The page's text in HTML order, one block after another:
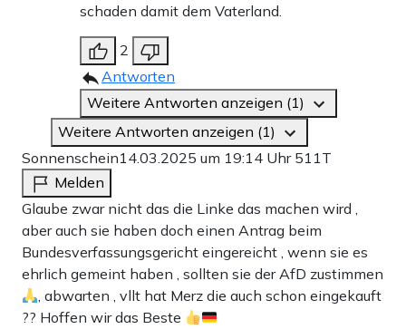
schaden damit dem Vaterland.
2
Antworten
Weitere Antworten anzeigen (1)
Weitere Antworten anzeigen (1)
Sonnenschein14.03.2025 um 19:14 Uhr 511T
Melden
Glaube zwar nicht das die Linke das machen wird ,
aber auch sie haben doch einen Antrag beim
Bundesverfassungsgericht eingereicht , wenn sie es
ehrlich gemeint haben , sollten sie der AfD zustimmen
, abwarten , vllt hat Merz die auch schon eingekauft
?? Hoffen wir das Beste